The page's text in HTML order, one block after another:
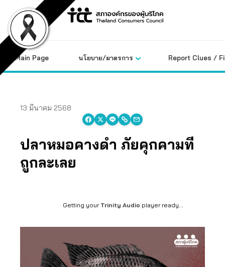
content
Main Page นโยบาย/มาตรการ Report Clues /
13 มีนาคม 2568
ปลาหมอคางดำ ภัยคุกคามที่
ถูกละเลย
Getting your Trinity Audio player ready...